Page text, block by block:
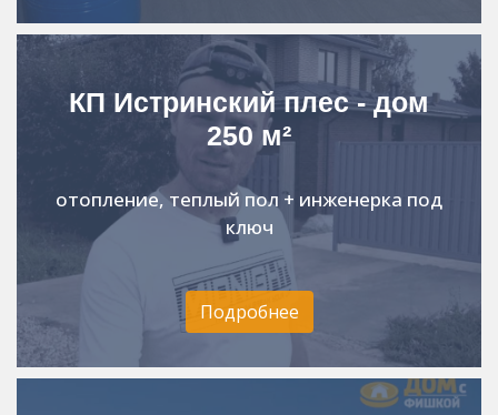
КП Истринский плес - дом
250 м²
отопление, теплый пол + инженерка под
ключ
Подробнее